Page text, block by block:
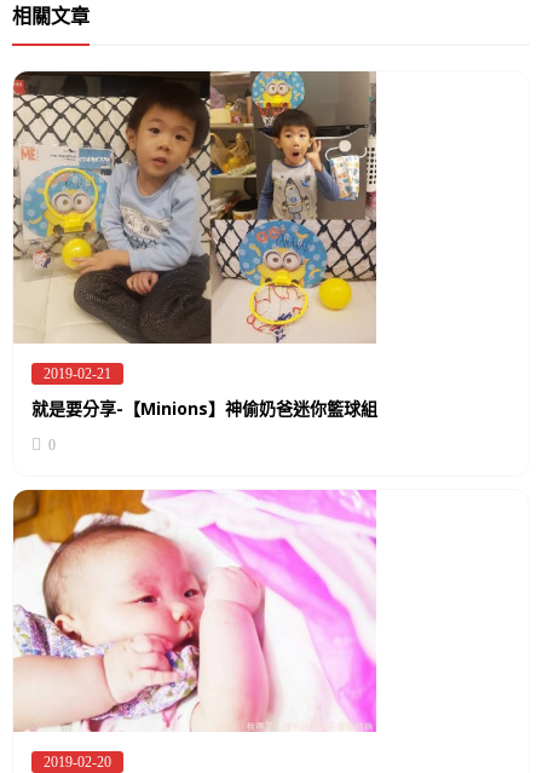
相關文章
Posted
2019-02-21
就是要分享-【Minions】神偷奶爸迷你籃球組
0
Posted
2019-02-20